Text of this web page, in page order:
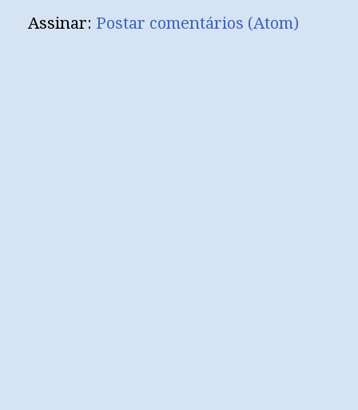
Assinar: Postar comentários (Atom)